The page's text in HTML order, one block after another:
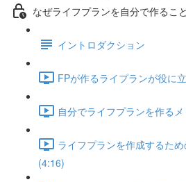
なぜライフプランを自分で作るこ
イントロダクション
FPが作るライプランが役に
自分でライフプランを作る
ライフプランを作成するた
(4:16)